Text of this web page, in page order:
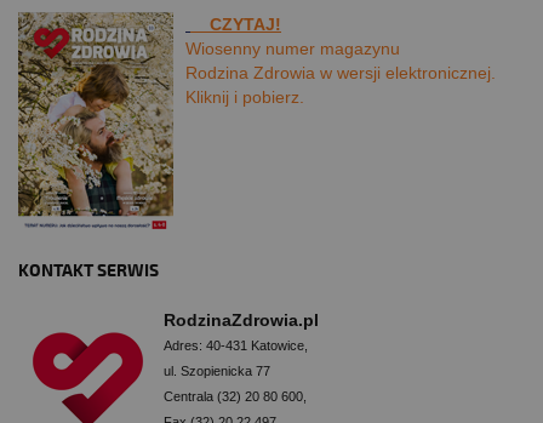
CZYTAJ!
Wiosenny numer magazynu
Rodzina Zdrowia w wersji elektronicznej.
Kliknij i pobierz.
KONTAKT SERWIS
RodzinaZdrowia.pl
Adres: 40-431 Katowice,
ul. Szopienicka 77
Centrala (32) 20 80 600,